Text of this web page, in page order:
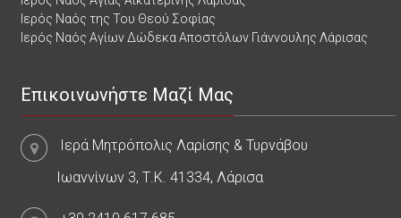
Ιερός Ναός της Του Θεού Σοφίας
Ιερός Ναός Αγίων Δώδεκα Αποστόλων Γιάννουλης Λάρισας
Επικοινωνήστε Μαζί Μας
Ιερά Μητρόπολις Λαρίσης & Τυρνάβου
Ιωαννίνων 3, Τ.Κ. 41334, Λάρισα